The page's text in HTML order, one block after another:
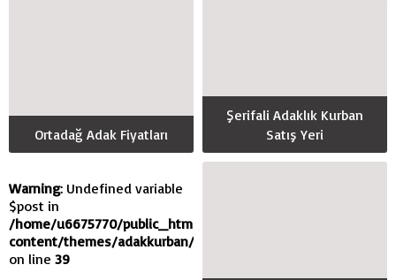
Ortadağ Adak Fiyatları
Şerifali Adaklık Kurban
Satış Yeri
Warning: Undefined variable
$post in
/home/u6675770/public_html/wp-
content/themes/adakkurban/functions.php
on line 39